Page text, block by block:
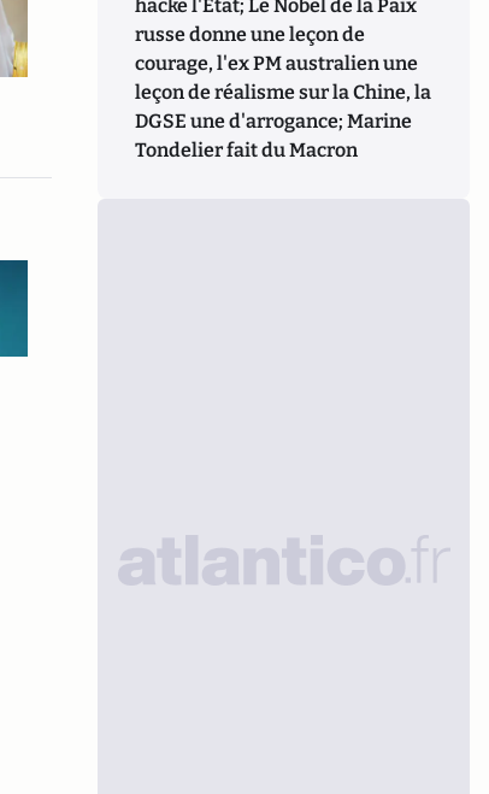
hacke l'Etat; Le Nobel de la Paix
russe donne une leçon de
courage, l'ex PM australien une
leçon de réalisme sur la Chine, la
DGSE une d'arrogance; Marine
Tondelier fait du Macron